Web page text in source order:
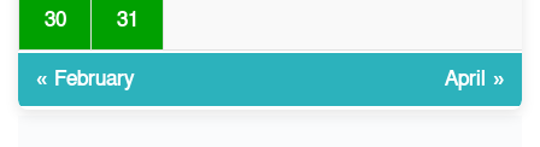
১০
চুয়াডাঙ্গা/ প্রথম স্ত্রীকে নিয়ে
মালয়েশিয়ায়, দ্বিতীয় স্ত্রী
30 31
« February April »